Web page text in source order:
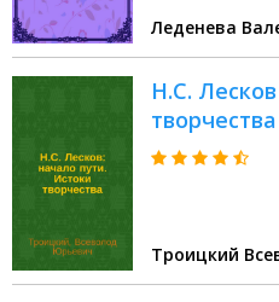
Леденева
Н.С.
творчества
Троицкий